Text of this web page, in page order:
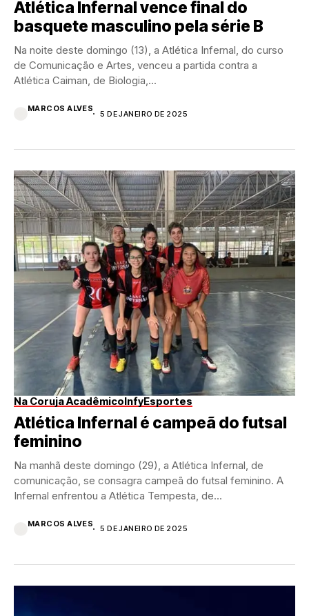
Atlética Infernal vence final do
basquete masculino pela série B
Na noite deste domingo (13), a Atlética Infernal, do curso
de Comunicação e Artes, venceu a partida contra a
Atlética Caiman, de Biologia,...
MARCOS ALVES
5 DE JANEIRO DE 2025
Na Coruja AcadêmicoInfyEsportes
Atlética Infernal é campeã do futsal
feminino
Na manhã deste domingo (29), a Atlética Infernal, de
comunicação, se consagra campeã do futsal feminino. A
Infernal enfrentou a Atlética Tempesta, de...
MARCOS ALVES
5 DE JANEIRO DE 2025